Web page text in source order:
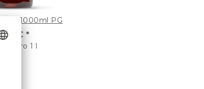
1000ml PG
€*
€ pro 1 l